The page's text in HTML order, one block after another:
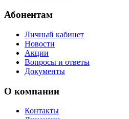
Абонентам
Личный кабинет
Новости
Акции
Вопросы и ответы
Документы
О компании
Контакты